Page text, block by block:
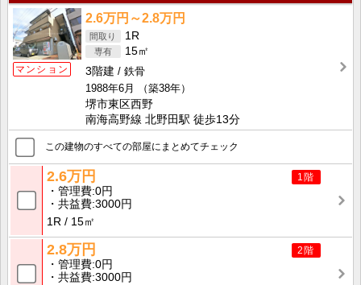
マンション
2.6万円～2.8万円
1R
15㎡
3階建
鉄骨
1988年6月
（築38年）
堺市東区西野
南海高野線 北野田駅 徒歩13分
この建物のすべての部屋にまとめてチェック
1階
2.6万円
管理費 0円
共益費 3000円
1R
15㎡
2階
2.8万円
管理費 0円
共益費 3000円